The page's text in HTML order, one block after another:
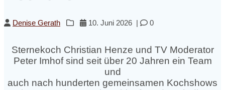
Denise Gerath 10. Juni 2026 0
Sternekoch Christian Henze und TV Moderator
Peter Imhof sind seit über 20 Jahren ein Team
und
auch nach hunderten gemeinsamen Kochshows